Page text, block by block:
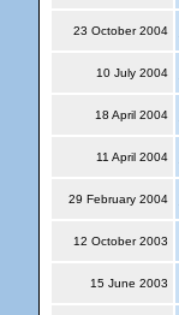
23 October 2004
10 July 2004
18 April 2004
11 April 2004
29 February 2004
12 October 2003
15 June 2003